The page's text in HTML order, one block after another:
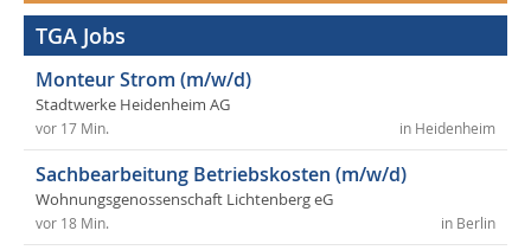
TGA Jobs
Monteur Strom (m/w/d)
Stadtwerke Heidenheim AG
in Heidenheim
vor 17 Min.
Sachbearbeitung Betriebskosten (m/w/d)
Wohnungsgenossenschaft Lichtenberg eG
in Berlin
vor 18 Min.